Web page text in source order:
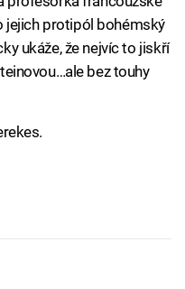
jejich protipól bohémský
ukáže, že nejvíc to jiskří
bez touhy